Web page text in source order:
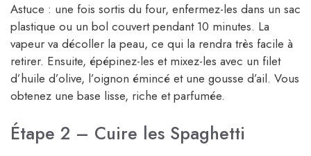
Astuce : une fois sortis du four, enfermez-les dans un sac
plastique ou un bol couvert pendant 10 minutes. La
vapeur va décoller la peau, ce qui la rendra très facile à
retirer. Ensuite, épépinez-les et mixez-les avec un filet
d’huile d’olive, l’oignon émincé et une gousse d’ail. Vous
obtenez une base lisse, riche et parfumée.
Étape 2 – Cuire les Spaghetti